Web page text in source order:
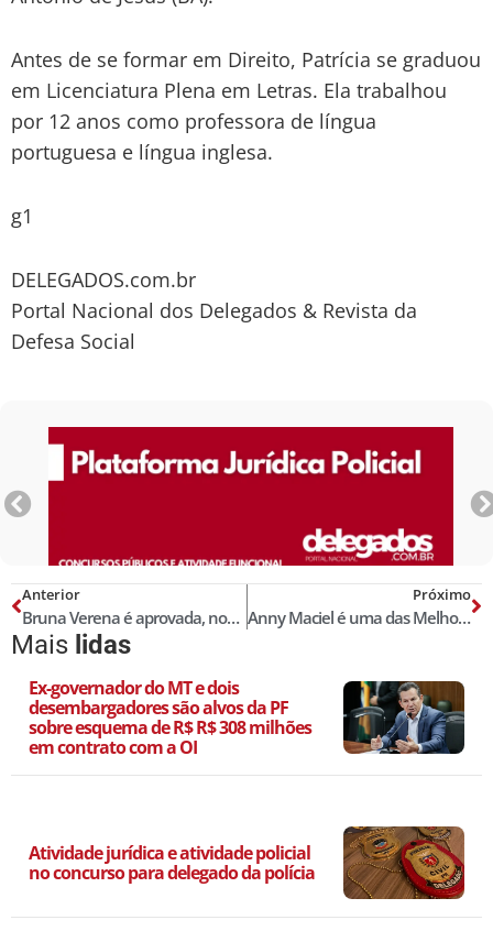
Antes de se formar em Direito, Patrícia se graduou
em Licenciatura Plena em Letras. Ela trabalhou
por 12 anos como professora de língua
portuguesa e língua inglesa.
g1
DELEGADOS.com.br
Portal Nacional dos Delegados & Revista da
Defesa Social
Anterior
Bruna Verena é aprovada, novamente, para a Lista das Melhores Delegadas de Polícia do Brasil! Censo 2024
Próximo
Anny Maciel é uma das Melhores Delegadas de Polícia do Brasil! Censo 2024
Mais lidas
Ex-governador do MT e dois
desembargadores são alvos da PF
sobre esquema de R$ R$ 308 milhões
em contrato com a OI
Atividade jurídica e atividade policial
no concurso para delegado da polícia